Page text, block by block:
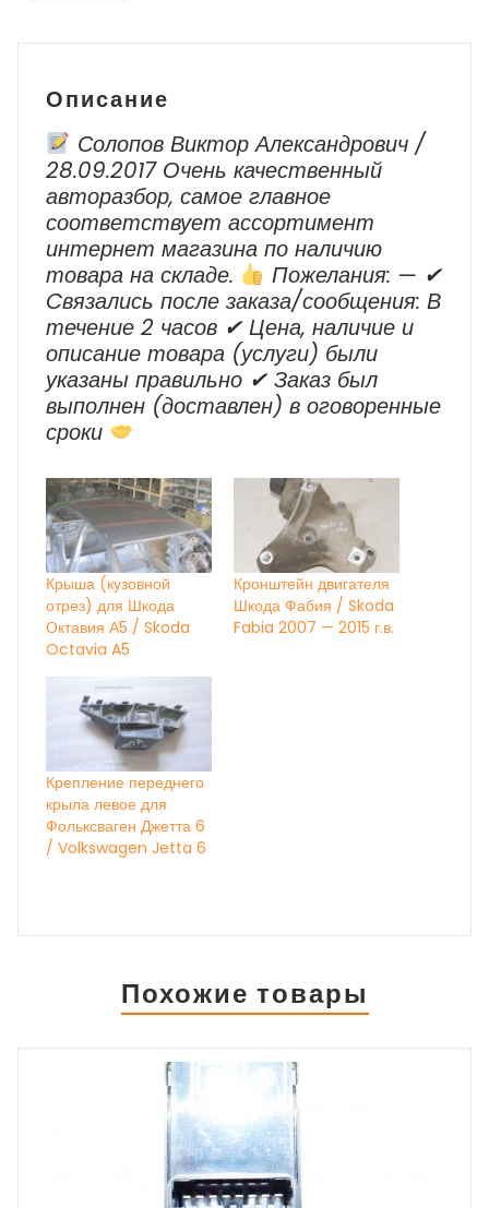
Время
Описание
Солопов Виктор Александрович /
28.09.2017 Очень качественный
авторазбор, самое главное
соответствует ассортимент
интернет магазина по наличию
товара на складе.
Пожелания: — ✔
Cвязались после заказа/сообщения: В
течение 2 часов ✔ Цена, наличие и
описание товара (услуги) были
указаны правильно ✔ Заказ был
выполнен (доставлен) в оговоренные
сроки
Крыша (кузовной
отрез) для Шкода
Октавия А5 / Skoda
Octavia A5
Кронштейн двигателя
Шкода Фабия / Skoda
Fabia 2007 — 2015 г.в.
Крепление переднего
крыла левое для
Фольксваген Джетта 6
/ Volkswagen Jetta 6
Похожие товары